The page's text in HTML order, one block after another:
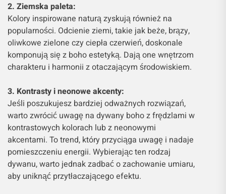
2. Ziemska paleta:
Kolory inspirowane naturą zyskują również na
popularności. Odcienie ziemi, takie jak beże, brązy,
oliwkowe zielone czy ciepła czerwień, doskonale
komponują się z boho estetyką. Dają one wnętrzom
charakteru i harmonii z otaczającym środowiskiem.
3. Kontrasty i neonowe akcenty:
Jeśli poszukujesz bardziej odważnych rozwiązań,
warto zwrócić uwagę na dywany boho z frędzlami w
kontrastowych kolorach lub z neonowymi
akcentami. To trend, który przyciąga uwagę i nadaje
pomieszczeniu energii. Wybierając ten rodzaj
dywanu, warto jednak zadbać o zachowanie umiaru,
aby uniknąć przytłaczającego efektu.